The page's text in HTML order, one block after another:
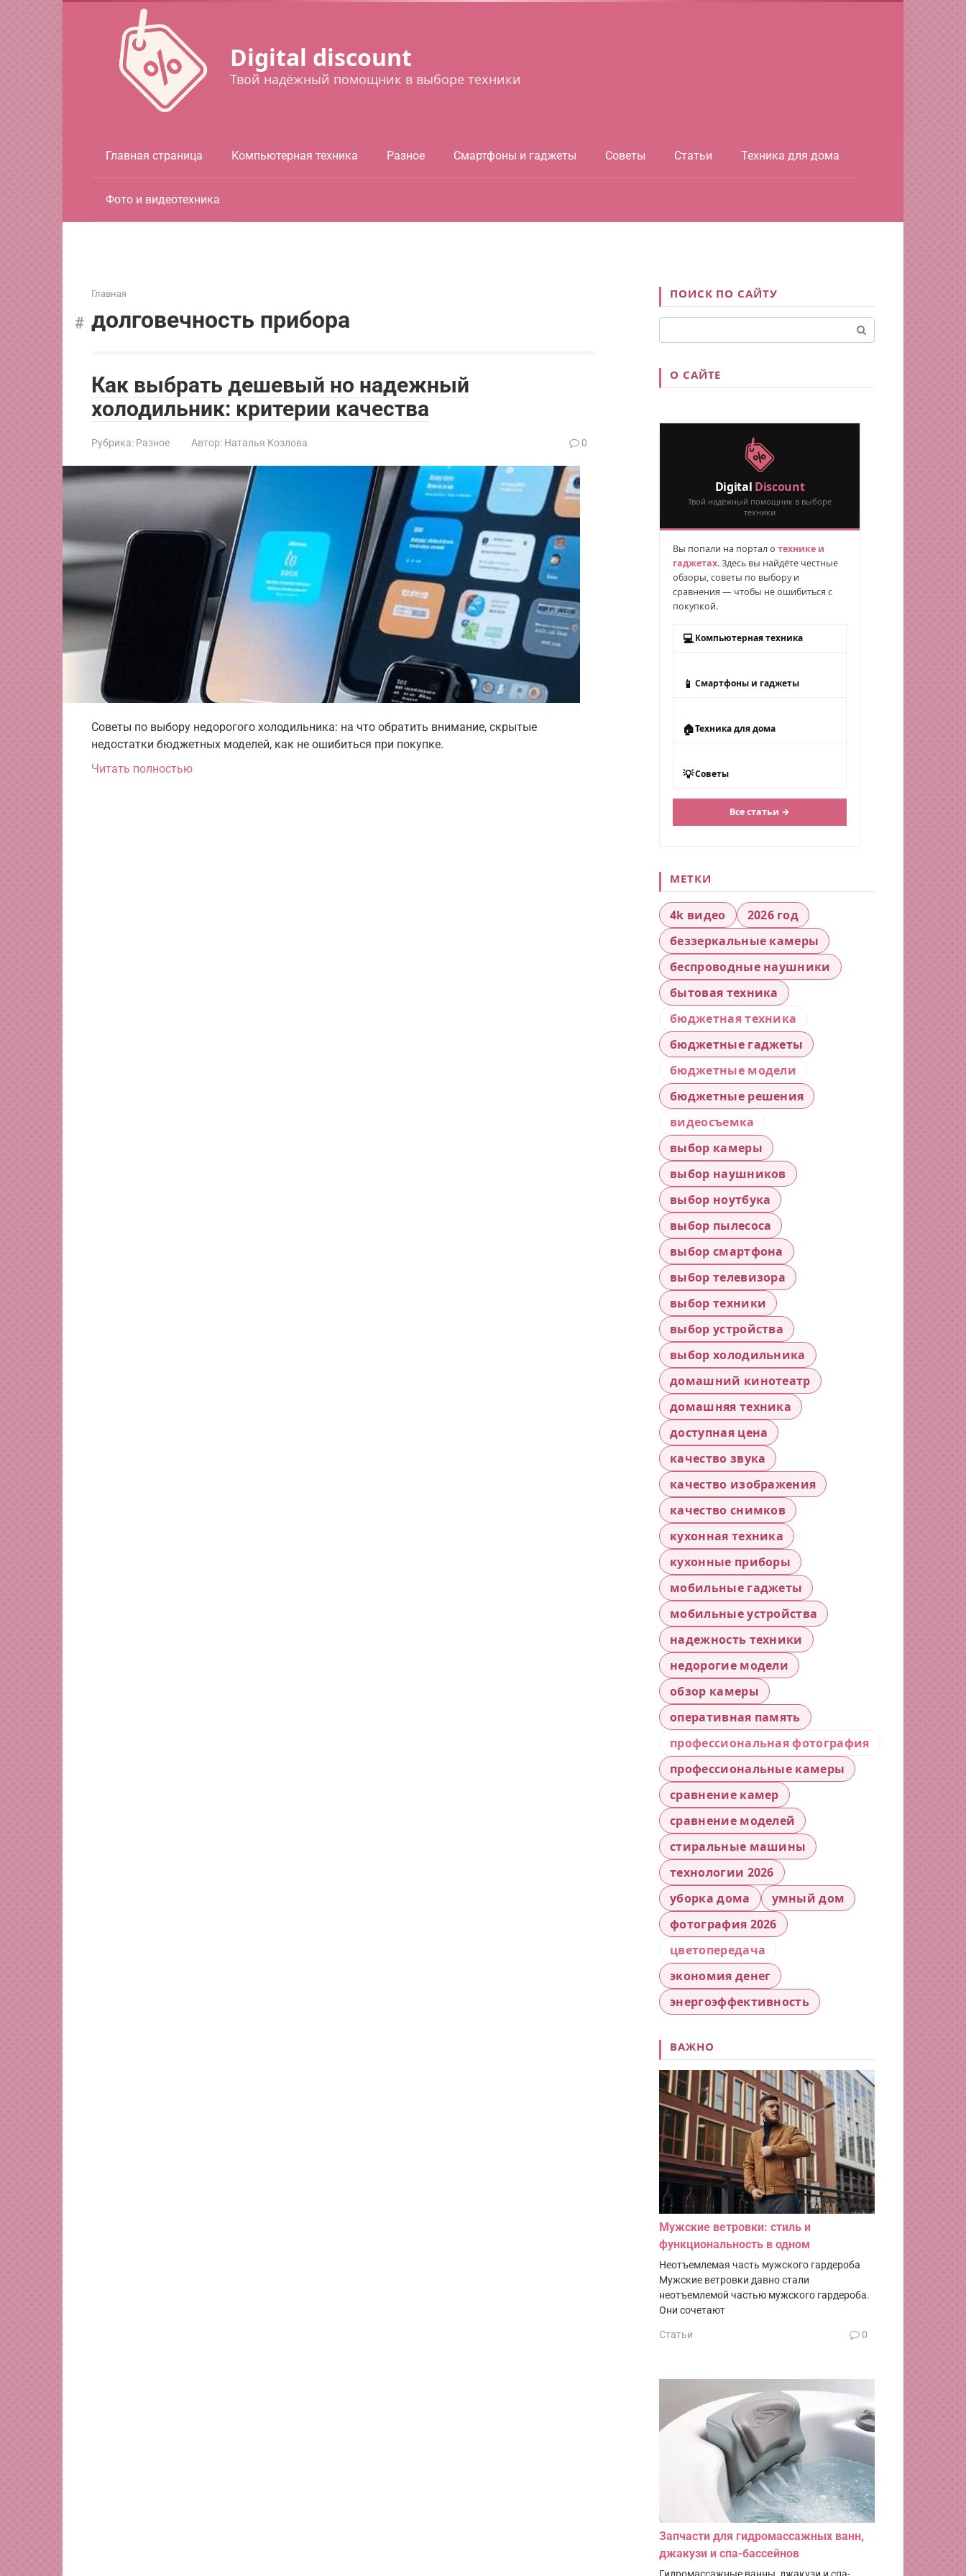
Digital discount
Твой надёжный помощник в выборе техники
Главная страница Компьютерная техника Разное Смартфоны и гаджеты Советы Статьи Техника для дома
Фото и видеотехника
Главная
долговечность прибора
Как выбрать дешевый но надежный
холодильник: критерии качества
Рубрика: Разное Автор: Наталья Козлова 0
Советы по выбору недорогого холодильника: на что обратить внимание, скрытые
недостатки бюджетных моделей, как не ошибиться при покупке.
Читать полностью
ПОИСК ПО САЙТУ
О САЙТЕ
Digital Discount
Твой надёжный помощник в выборе
техники
Вы попали на портал о технике и
гаджетах. Здесь вы найдёте честные
обзоры, советы по выбору и
сравнения — чтобы не ошибиться с
покупкой.
💻 Компьютерная техника
📱 Смартфоны и гаджеты
🏠Техника для дома
💡Советы
Все статьи →
МЕТКИ
4k видео
2026 год
беззеркальные камеры
беспроводные наушники
бытовая техника
бюджетная техника
бюджетные гаджеты
бюджетные модели
бюджетные решения
видеосъемка
выбор камеры
выбор наушников
выбор ноутбука
выбор пылесоса
выбор смартфона
выбор телевизора
выбор техники
выбор устройства
выбор холодильника
домашний кинотеатр
домашняя техника
доступная цена
качество звука
качество изображения
качество снимков
кухонная техника
кухонные приборы
мобильные гаджеты
мобильные устройства
надежность техники
недорогие модели
обзор камеры
оперативная память
профессиональная фотография
профессиональные камеры
сравнение камер
сравнение моделей
стиральные машины
технологии 2026
уборка дома
умный дом
фотография 2026
цветопередача
экономия денег
энергоэффективность
ВАЖНО
Мужские ветровки: стиль и
функциональность в одном
Неотъемлемая часть мужского гардероба
Мужские ветровки давно стали
неотъемлемой частью мужского гардероба.
Они сочетают
Статьи 0
Запчасти для гидромассажных ванн,
джакузи и спа-бассейнов